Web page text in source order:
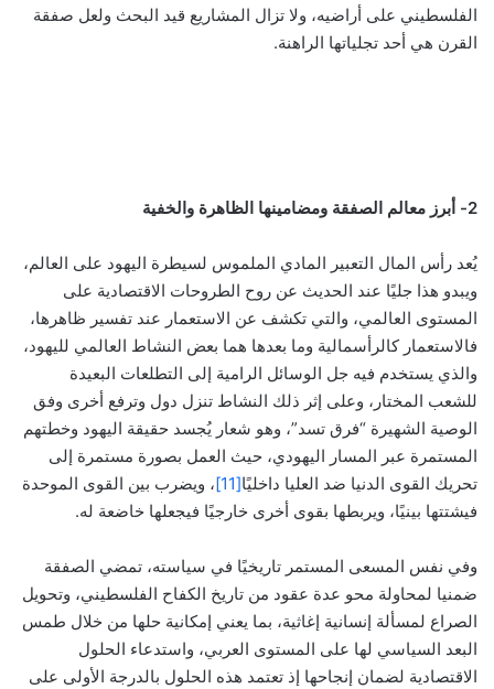
الفلسطيني على أراضيه، ولا تزال المشاريع قيد البحث ولعل صفقة
القرن هي أحد تجلياتها الراهنة.
2- أبرز معالم الصفقة ومضامينها الظاهرة والخفية
يُعد رأس المال التعبير المادي الملموس لسيطرة اليهود على العالم،
ويبدو هذا جليًا عند الحديث عن روح الطروحات الاقتصادية على
المستوى العالمي، والتي تكشف عن الاستعمار عند تفسير ظاهرها،
فالاستعمار كالرأسمالية وما بعدها هما بعض النشاط العالمي لليهود،
والذي يستخدم فيه جل الوسائل الرامية إلى التطلعات البعيدة
للشعب المختار، وعلى إثر ذلك النشاط تنزل دول وترفع أخرى وفق
الوصية الشهيرة “فرق تسد”، وهو شعار يُجسد حقيقة اليهود وخطتهم
المستمرة عبر المسار اليهودي، حيث العمل بصورة مستمرة إلى
تحريك القوى الدنيا ضد العليا داخليًا[11]
، ويضرب بين القوى الموحدة
فيشتتها بينيًا، ويربطها بقوى أخرى خارجيًا فيجعلها خاضعة له.
وفي نفس المسعى المستمر تاريخيًا في سياسته، تمضي الصفقة
ضمنيا لمحاولة محو عدة عقود من تاريخ الكفاح الفلسطيني، وتحويل
الصراع لمسألة إنسانية إغاثية، بما يعني إمكانية حلها من خلال طمس
البعد السياسي لها على المستوى العربي، واستدعاء الحلول
الاقتصادية لضمان إنجاحها إذ تعتمد هذه الحلول بالدرجة الأولى على